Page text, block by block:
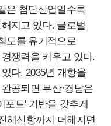
은 첨단산업일수록
지고 있다. 글로벌
도를 유기적으로
쟁력을 키우고 있다.
다. 2035년 개항을
공되면 부산·경남은
포트' 기반을 갖추게
해신항까지 더해지면